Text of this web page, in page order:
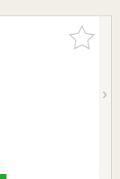
お気に入
りに追加